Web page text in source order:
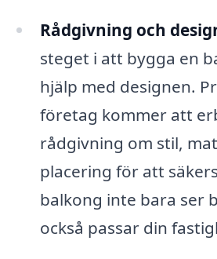
Rådgivning och
steget i att bygga en
hjälp med designen.
företag kommer att
rådgivning om stil,
placering för att
balkong inte bara ser
också passar din